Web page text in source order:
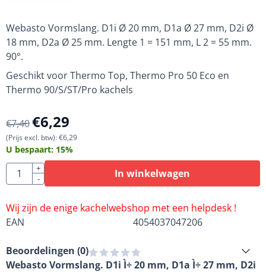
Webasto Vormslang. D1i Ø 20 mm, D1a Ø 27 mm, D2i Ø
18 mm, D2a Ø 25 mm. Lengte 1 = 151 mm, L 2 = 55 mm.
90°.
Geschikt voor Thermo Top, Thermo Pro 50 Eco en
Thermo 90/S/ST/Pro kachels
€7,40€6,29
(Prijs excl. btw):€6,29
U bespaart: 15%
Aantal
+
-
In winkelwagen
Wij zijn de enige kachelwebshop met een helpdesk !
EAN
4054037047206
Beoordelingen (0)
Webasto Vormslang. D1i Ì÷ 20 mm, D1a Ì÷ 27 mm, D2i